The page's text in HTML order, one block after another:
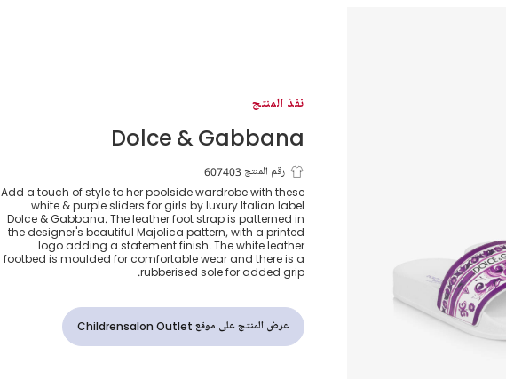
نفذ المنتج
Dolce & Gabbana
سلايدر بطبعة ماجوليكا
جلد لون بنفسجي وأبيض
للبنات
رقم المنتج 607403
Add a touch of style to her poolside wardrobe with these
white & purple sliders for girls by luxury Italian label
Dolce & Gabbana. The leather foot strap is patterned in
the designer's beautiful Majolica pattern, with a printed
logo adding a statement finish. The white leather
footbed is moulded for comfortable wear and there is a
rubberised sole for added grip.
عرض المنتج على موقع Childrensalon Outlet